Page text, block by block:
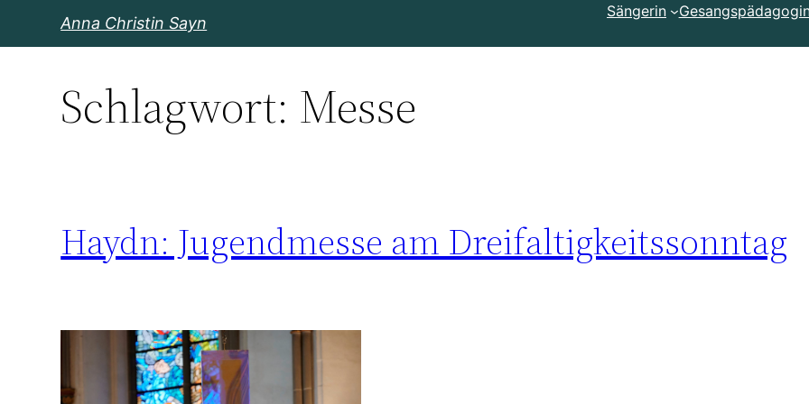
Anna Christin Sayn
Sängerin
Schlagwort: Messe
Haydn: Jugendmesse am Dreifaltigkeitssonntag